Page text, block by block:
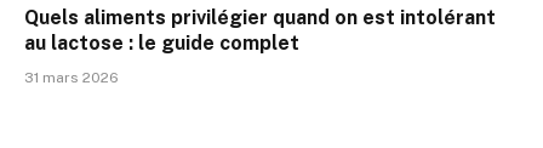
Quels aliments privilégier quand on est intolérant
au lactose : le guide complet
31 mars 2026